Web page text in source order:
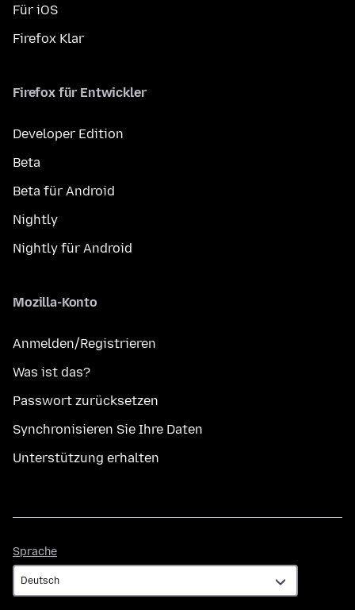
Für iOS
Firefox Klar
Firefox für Entwickler
Developer Edition
Beta
Beta für Android
Nightly
Nightly für Android
Mozilla-Konto
Anmelden/Registrieren
Was ist das?
Passwort zurücksetzen
Synchronisieren Sie Ihre Daten
Unterstützung erhalten
Sprache